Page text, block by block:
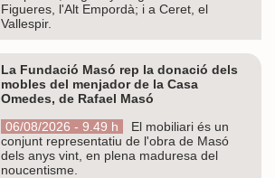
Figueres, l'Alt Empordà; i a Ceret, el
Vallespir.
La Fundació Masó rep la donació dels
mobles del menjador de la Casa
Omedes, de Rafael Masó
06/08/2026 - 9.49 h
El mobiliari és un
conjunt representatiu de l'obra de Masó
dels anys vint, en plena maduresa del
noucentisme.